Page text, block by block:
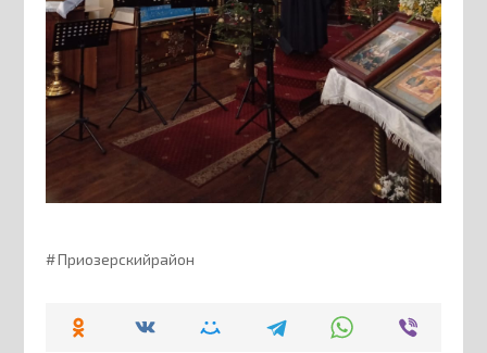
Приозерскийрайон